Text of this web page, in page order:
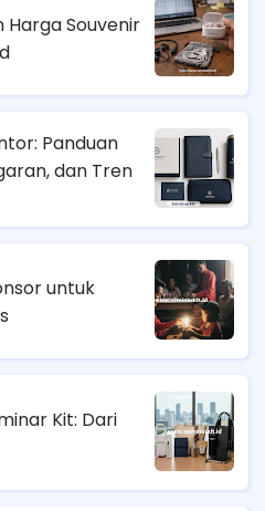
Harga Souvenir
Panduan
dan Tren
untuk
Kit: Dari